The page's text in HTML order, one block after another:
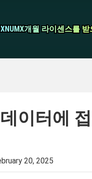
XNUMX개월 라이센스를 받
XNUMX개월 라이센스를 받
이터에
20, 2025